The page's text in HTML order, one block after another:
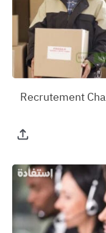
‏Recrutement